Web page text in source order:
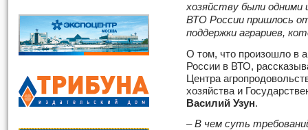
хозяйству были одними
ВТО России пришлось
поддержки аграриев,
О том, что произошло в
России в ВТО,
Центра
хозяйства и
Василий Узун.
– В чем суть